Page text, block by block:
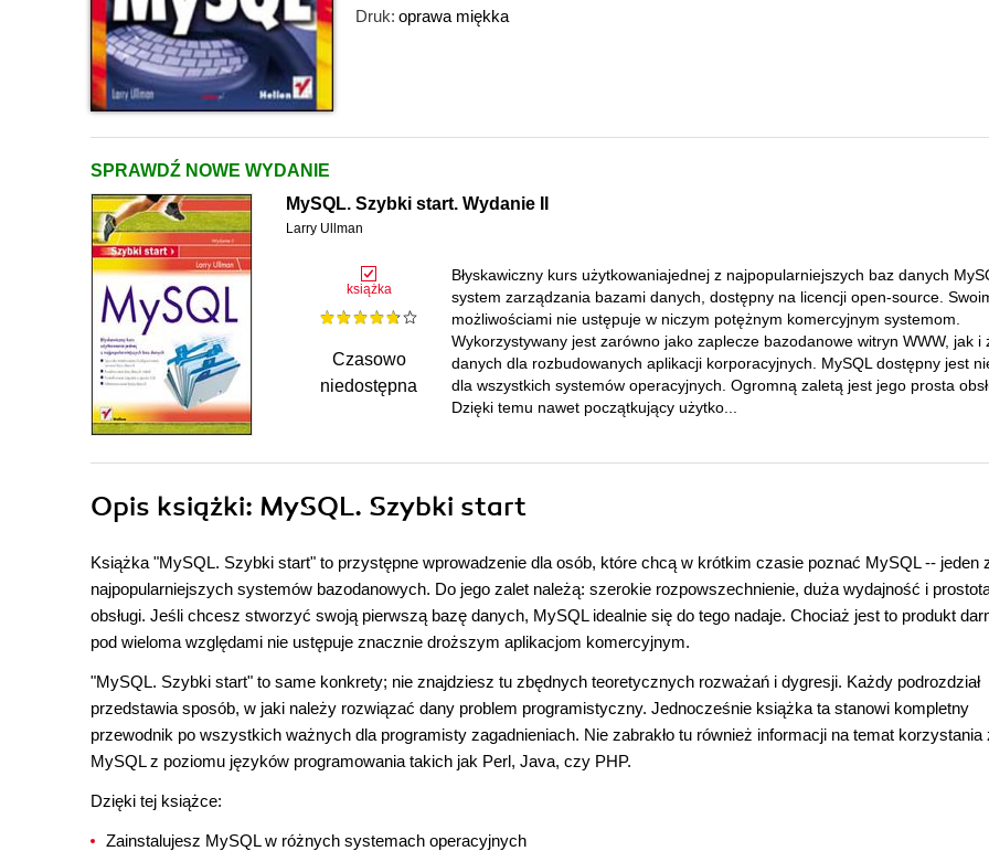
Druk: oprawa miękka
SPRAWDŹ NOWE WYDANIE
MySQL. Szybki start. Wydanie II
Larry Ullman
książka
Czasowo
niedostępna
Błyskawiczny kurs użytkowaniajednej z najpopularniejszych baz danych
system zarządzania bazami danych, dostępny na licencji open-source.
możliwościami nie ustępuje w niczym potężnym komercyjnym systemom.
Wykorzystywany jest zarówno jako zaplecze bazodanowe witryn WWW, jak i
danych dla rozbudowanych aplikacji korporacyjnych. MySQL dostępny jest
dla wszystkich systemów operacyjnych. Ogromną zaletą jest jego prosta
Dzięki temu nawet początkujący użytko...
Opis książki: MySQL. Szybki start
Książka "MySQL. Szybki start" to przystępne wprowadzenie dla osób, które chcą w krótkim czasie poznać MySQL -- jeden
najpopularniejszych systemów bazodanowych. Do jego zalet należą: szerokie rozpowszechnienie, duża wydajność i
obsługi. Jeśli chcesz stworzyć swoją pierwszą bazę danych, MySQL idealnie się do tego nadaje. Chociaż jest to produkt
pod wieloma względami nie ustępuje znacznie droższym aplikacjom komercyjnym.
"MySQL. Szybki start" to same konkrety; nie znajdziesz tu zbędnych teoretycznych rozważań i dygresji. Każdy podrozdział
przedstawia sposób, w jaki należy rozwiązać dany problem programistyczny. Jednocześnie książka ta stanowi kompletny
przewodnik po wszystkich ważnych dla programisty zagadnieniach. Nie zabrakło tu również informacji na temat korzystania
MySQL z poziomu języków programowania takich jak Perl, Java, czy PHP.
Dzięki tej książce:
Zainstalujesz MySQL w różnych systemach operacyjnych